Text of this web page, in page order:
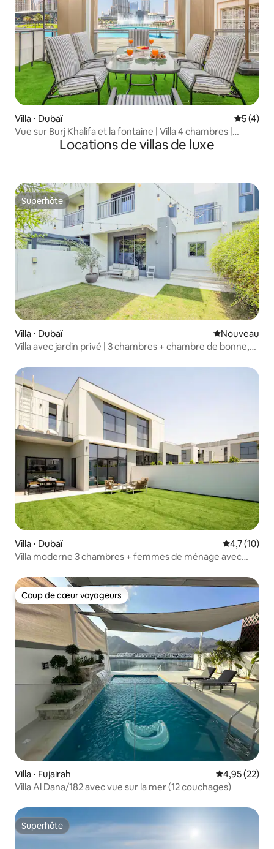
Villa ⋅ Dubaï
5 (4)
Vue sur Burj Khalifa et la fontaine | Villa 4 chambres |
Locations de villas de luxe
Superhôte
Superhôte
Villa ⋅ Dubaï Nouvel
Nouveau
Villa avec jardin privé | 3 chambres + chambre de bonne,
Villa ⋅ Dubaï Évaluation
4,7 (10)
Villa moderne 3 chambres + femmes de ménage avec
Coup de cœur voyageurs
Coup de cœur voyageurs
Villa ⋅ Fujairah Évaluation
4,95 (22)
Villa Al Dana/182 avec vue sur la mer (12 couchages)
Superhôte
Superhôte